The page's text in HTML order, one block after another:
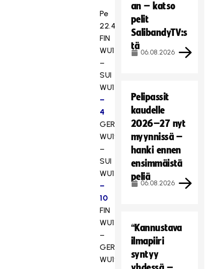
Pe
22.4.
FIN
WU17
–
SUI
WU17
–
4
GER
WU19
–
SUI
WU17
–
10
FIN
WU17
–
GER
WU19
an – katso
pelit
SalibandyTV:s
tä
06.08.2026
Pelipassit
kaudelle
2026–27 nyt
myynnissä –
hanki ennen
ensimmäistä
peliä
06.08.2026
“Kannustava
ilmapiiri
syntyy